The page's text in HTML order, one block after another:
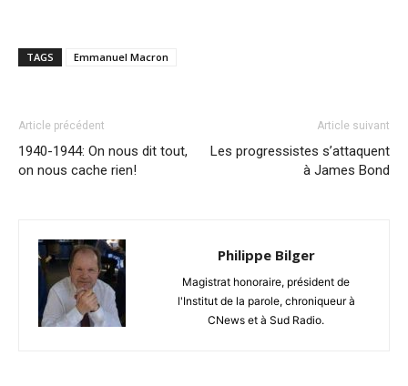
TAGS Emmanuel Macron
Article précédent
1940-1944: On nous dit tout,
on nous cache rien!
Article suivant
Les progressistes s’attaquent
à James Bond
Philippe Bilger
Magistrat honoraire, président de
l'Institut de la parole, chroniqueur à
CNews et à Sud Radio.